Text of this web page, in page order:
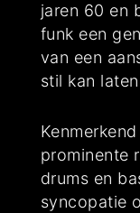
jaren 60 en
funk een
van een
stil kan
prominente
drums en
syncopatie